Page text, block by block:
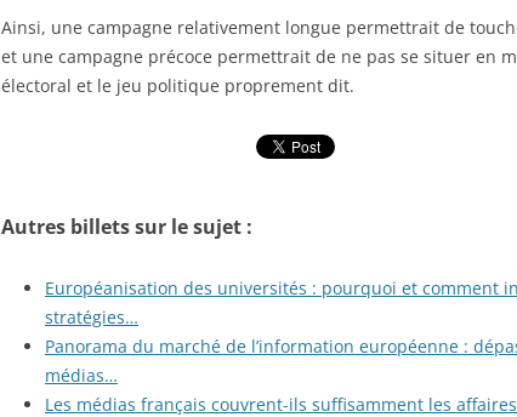
Ainsi, une campagne relativement longue permettrait de
et une campagne précoce permettrait de ne pas se situer en
électoral et le jeu politique proprement dit.
Autres billets sur le sujet :
Européanisation des universités : pourquoi et comment
stratégies…
Panorama du marché de l’information européenne :
médias…
Les médias français couvrent-ils suffisamment les